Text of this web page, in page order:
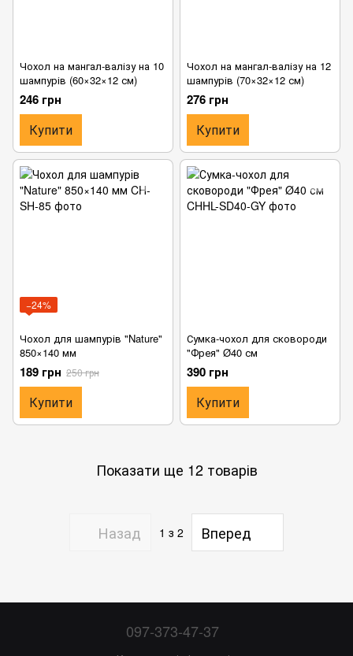
Чохол на мангал-валізу на 10
шампурів (60×32×12 см)
246 грн
Купити
Чохол на мангал-валізу на 12
шампурів (70×32×12 см)
276 грн
Купити
−24%
Чохол для шампурів "Nature"
850×140 мм
189 грн 250 грн
Купити
Сумка-чохол для сковороди
"Фрея" Ø40 см
390 грн
Купити
Показати ще 12 товарів
Назад 1 з 2 Вперед
097-373-47-37